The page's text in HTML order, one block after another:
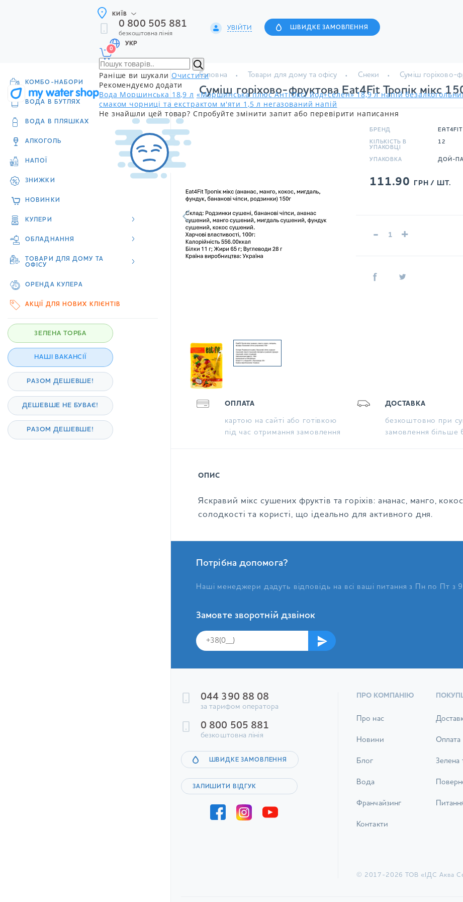
КИЇВ
0 800 505 881
безкоштовна лінія
УВІЙТИ ШВИДКЕ ЗАМОВЛЕННЯ
УКР
0
Раніше ви шукали Очистити
Рекомендуємо додати
Вода Моршинська 18,9 л «Моршинська плюс АнтіОксі йод+селен» 18,9 л напій
смаком чорниці та екстрактом м'яти 1,5 л негазований напій
Не знайшли цей товар? Спробуйте змінити запит або перевірити написання
КОМБО-НАБОРИ
ВОДА В БУТЛЯХ
ВОДА В ПЛЯШКАХ
АЛКОГОЛЬ
НАПОЇ
ЗНИЖКИ
НОВИНКИ
КУЛЕРИ
ОБЛАДНАННЯ
ТОВАРИ ДЛЯ ДОМУ ТА
ОФІСУ
ОРЕНДА КУЛЕРА
АКЦІЇ ДЛЯ НОВИХ КЛІЄНТІВ
ЗЕЛЕНА ТОРБА
НАШІ ВАКАНСІЇ
РАЗОМ ДЕШЕВШЕ!
ДЕШЕВШЕ НЕ БУВАЄ!
РАЗОМ ДЕШЕВШЕ!
Головна Товари для дому та офісу Снеки Суміш горіхово-
Суміш горіхово-фруктова Eat4Fit Тропік мікс
БРЕНД EAT4FIT
КІЛЬКІСТЬ В
УПАКОВЦІ
12
УПАКОВКА ДОЙ-
111.90 ГРН / ШТ.
- +
ОПЛАТА
картою на сайті або готівкою
під час отримання замовлення
ДОСТАВКА
безкоштовно при
замовлення більше
ОПИС
Яскравий мікс сушених фруктів та горіхів: ананас, манго,
солодкості та користі, що ідеально для активного дня.
Потрібна допомога?
Наші менеджери дадуть відповідь на всі ваші питання з Пн по Пт з
Замовте зворотній дзвінок
044 390 88 08
за тарифом оператора
0 800 505 881
безкоштовна лінія
ШВИДКЕ ЗАМОВЛЕННЯ
ЗАЛИШИТИ ВІДГУК
ПРО КОМПАНІЮ
Про нас
Новини
Блог
Вода
Франчайзинг
Контакти
Оплата
Зелена
© 2017-2026 ТОВ «ІДС Аква